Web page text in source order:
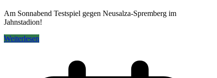
Am Sonnabend Testspiel gegen Neusalza-Spremberg im
Jahnstadion!
Weiterlesen